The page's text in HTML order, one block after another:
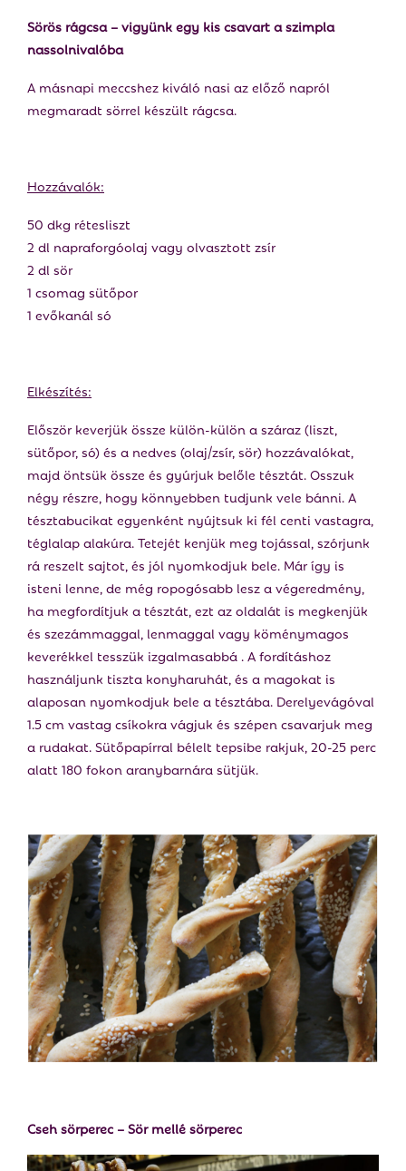
Sörös rágcsa – vigyünk egy kis csavart a szimpla
nassolnivalóba
A másnapi meccshez kiváló nasi az előző napról
megmaradt sörrel készült rágcsa.
Hozzávalók:
50 dkg rétesliszt
2 dl napraforgóolaj vagy olvasztott zsír
2 dl sör
1 csomag sütőpor
1 evőkanál só
Elkészítés:
Először keverjük össze külön-külön a száraz (liszt,
sütőpor, só) és a nedves (olaj/zsír, sör) hozzávalókat,
majd öntsük össze és gyúrjuk belőle tésztát. Osszuk
négy részre, hogy könnyebben tudjunk vele bánni. A
tésztabucikat egyenként nyújtsuk ki fél centi vastagra,
téglalap alakúra. Tetejét kenjük meg tojással, szórjunk
rá reszelt sajtot, és jól nyomkodjuk bele. Már így is
isteni lenne, de még ropogósabb lesz a végeredmény,
ha megfordítjuk a tésztát, ezt az oldalát is megkenjük
és szezámmaggal, lenmaggal vagy köménymagos
keverékkel tesszük izgalmasabbá . A fordításhoz
használjunk tiszta konyharuhát, és a magokat is
alaposan nyomkodjuk bele a tésztába. Derelyevágóval
1.5 cm vastag csíkokra vágjuk és szépen csavarjuk meg
a rudakat. Sütőpapírral bélelt tepsibe rakjuk, 20-25 perc
alatt 180 fokon aranybarnára sütjük.
Cseh sörperec – Sör mellé sörperec